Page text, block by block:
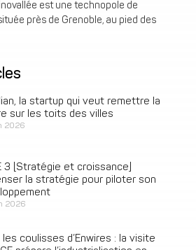
est une technopole de
près de Grenoble, au pied des
la startup qui veut remettre la
sur les toits des villes
2026
3 [Stratégie et croissance]
la stratégie pour piloter son
2026
les coulisses d’Enwires : la visite